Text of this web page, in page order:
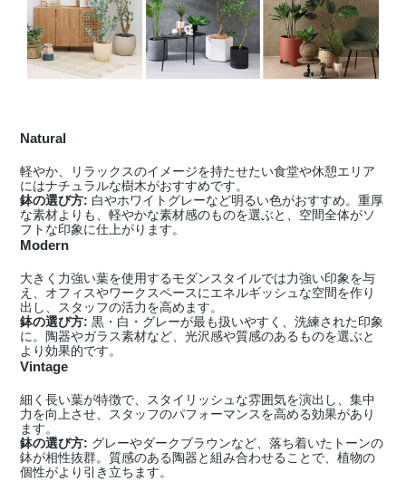
Natural
軽やか、リラックスのイメージを持たせたい食堂や休憩エリア
にはナチュラルな樹木がおすすめです。
鉢の選び方: 白やホワイトグレーなど明るい色がおすすめ。重厚
な素材よりも、軽やかな素材感のものを選ぶと、空間全体がソ
フトな印象に仕上がります。
Modern
大きく力強い葉を使用するモダンスタイルでは力強い印象を与
え、オフィスやワークスペースにエネルギッシュな空間を作り
出し、スタッフの活力を高めます。
鉢の選び方: 黒・白・グレーが最も扱いやすく、洗練された印象
に。陶器やガラス素材など、光沢感や質感のあるものを選ぶと
より効果的です。
Vintage
細く長い葉が特徴で、スタイリッシュな雰囲気を演出し、集中
力を向上させ、スタッフのパフォーマンスを高める効果があり
ます。
鉢の選び方: グレーやダークブラウンなど、落ち着いたトーンの
鉢が相性抜群。質感のある陶器と組み合わせることで、植物の
個性がより引き立ちます。